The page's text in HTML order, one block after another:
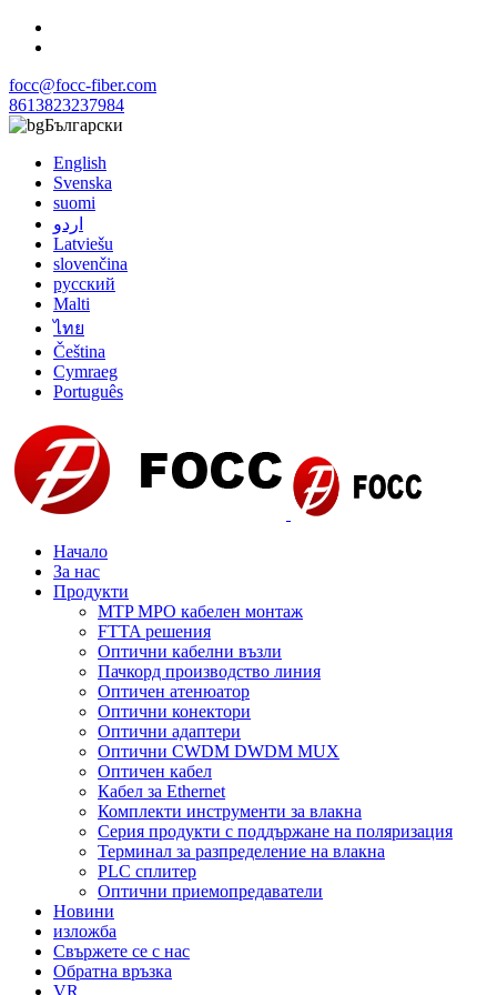
focc@focc-fiber.com
8613823237984
Български
English
Svenska
suomi
اردو
Latviešu
slovenčina
русский
Malti
ไทย
Čeština
Cymraeg
Português
Начало
За нас
Продукти
MTP MPO кабелен монтаж
FTTA решения
Оптични кабелни възли
Пачкорд производство линия
Оптичен атенюатор
Оптични конектори
Оптични адаптери
Оптични CWDM DWDM MUX
Оптичен кабел
Кабел за Ethernet
Комплекти инструменти за влакна
Серия продукти с поддържане на поляризация
Терминал за разпределение на влакна
PLC сплитер
Оптични приемопредаватели
Новини
изложба
Свържете се с нас
Обратна връзка
VR